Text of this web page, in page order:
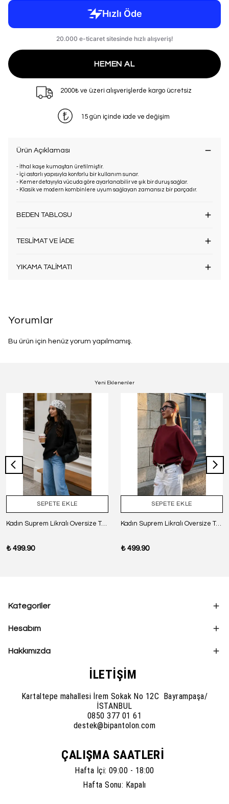
HEMEN AL
2000₺ ve üzeri alışverişlerde kargo ücretsiz
15 gün içinde iade ve değişim
Ürün Açıklaması
- İthal kaşe kumaştan üretilmiştir.
- İçi astarlı yapısıyla konforlu bir kullanım sunar.
- Kemer detayıyla vücuda göre ayarlanabilir ve şık bir duruş sağlar.
- Klasik ve modern kombinlere uyum sağlayan zamansız bir parçadır.
BEDEN TABLOSU
TESLİMAT VE İADE
YIKAMA TALİMATI
Yorumlar
Bu ürün için henüz yorum yapılmamış.
Yeni Eklenenler
SEPETE EKLE
Kadın Suprem Likralı Oversize T-Shirt - SİYAH
₺ 499.90
SEPETE EKLE
Kadın Suprem Likralı Oversize T-Shirt - BORDO
₺ 499.90
Kategoriler
Hesabım
Hakkımızda
İLETİŞİM
Kartaltepe mahallesi İrem Sokak No 12C Bayrampaşa/
İSTANBUL
0850 377 01 61
destek@bipantolon.com
ÇALIŞMA SAATLERİ
Hafta İçi: 09:00 - 18:00
Hafta Sonu: Kapalı